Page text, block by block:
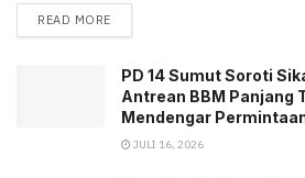
READ MORE
PD 14 Sumut Soroti
Antrean BBM Panjang
Mendengar
JULI 16, 2026